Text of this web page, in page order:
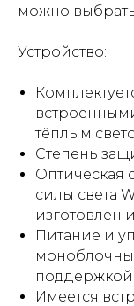
можно выбрать
Устройство:
тёплым
Степень
Оптическая
силы света
изготовлен
Питание и
Имеется